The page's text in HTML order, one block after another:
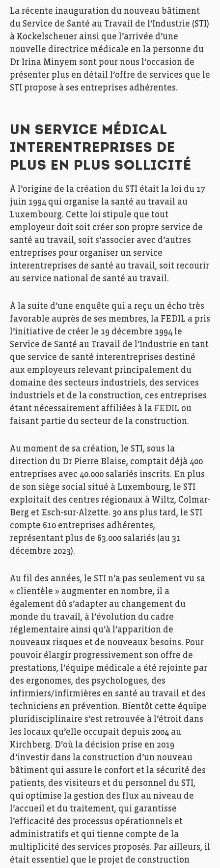
La récente inauguration du nouveau bâtiment
du Service de Santé au Travail de l’Industrie (STI)
à Kockelscheuer ainsi que l’arrivée d’une
nouvelle directrice médicale en la personne du
Dr Irina Minyem sont pour nous l’occasion de
présenter plus en détail l’offre de services que le
STI propose à ses entreprises adhérentes.
UN SERVICE MÉDICAL
INTERENTREPRISES DE
PLUS EN PLUS SOLLICITÉ
À l’origine de la création du STI était la loi du 17
juin 1994 qui organise la santé au travail au
Luxembourg. Cette loi stipule que tout
employeur doit soit créer son propre service de
santé au travail, soit s’associer avec d’autres
entreprises pour organiser un service
interentreprises de santé au travail, soit recourir
au service national de santé au travail.
À la suite d’une enquête qui a reçu un écho très
favorable auprès de ses membres, la FEDIL a pris
l’initiative de créer le 19 décembre 1994 le
Service de Santé au Travail de l’Industrie en tant
que service de santé interentreprises destiné
aux employeurs relevant principalement du
domaine des secteurs industriels, des services
industriels et de la construction, ces entreprises
étant nécessairement affiliées à la FEDIL ou
faisant partie du secteur de la construction.
Au moment de sa création, le STI, sous la
direction du Dr Pierre Blaise, comptait déjà 400
entreprises avec 40.000 salariés inscrits. En plus
de son siège social situé à Luxembourg, le STI
exploitait des centres régionaux à Wiltz, Colmar-
Berg et Esch-sur-Alzette. 30 ans plus tard, le STI
compte 610 entreprises adhérentes,
représentant plus de 63.000 salariés (au 31
décembre 2023).
Au fil des années, le STI n’a pas seulement vu sa
« clientèle » augmenter en nombre, il a
également dû s’adapter au changement du
monde du travail, à l’évolution du cadre
réglementaire ainsi qu’à l’apparition de
nouveaux risques et de nouveaux besoins. Pour
pouvoir élargir progressivement son offre de
prestations, l’équipe médicale a été rejointe par
des ergonomes, des psychologues, des
infirmiers/infirmières en santé au travail et des
techniciens en prévention. Bientôt cette équipe
pluridisciplinaire s’est retrouvée à l’étroit dans
les locaux qu’elle occupait depuis 2004 au
Kirchberg. D’où la décision prise en 2019
d’investir dans la construction d’un nouveau
bâtiment qui assure le confort et la sécurité des
patients, des visiteurs et du personnel du STI,
qui optimise la gestion des flux au niveau de
l’accueil et du traitement, qui garantisse
l’efficacité des processus opérationnels et
administratifs et qui tienne compte de la
multiplicité des services proposés. Par ailleurs, il
était essentiel que le projet de construction